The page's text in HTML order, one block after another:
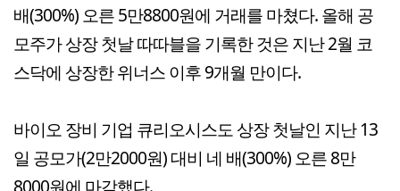
배(300%) 오른 5만8800원에 거래를 마쳤다. 올해 공
모주가 상장 첫날 따따블을 기록한 것은 지난 2월 코
스닥에 상장한 위너스 이후 9개월 만이다.
바이오 장비 기업 큐리오시스도 상장 첫날인 지난 13
일 공모가(2만2000원) 대비 네 배(300%) 오른 8만
8000원에 마감했다.